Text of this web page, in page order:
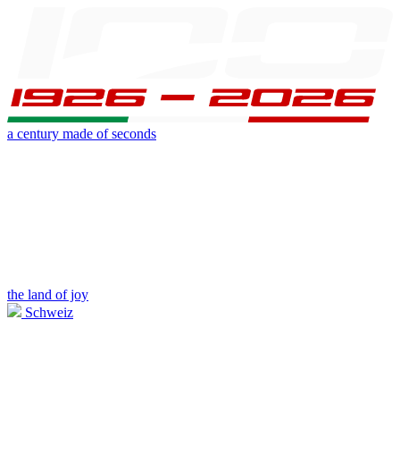
a century made of seconds
the land of joy
Schweiz